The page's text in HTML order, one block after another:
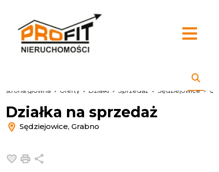
strona.glowna Oferty Działki Sprzedaż Sędziejowice
Działka na sprzedaż
Sędziejowice, Grabno
Dodaj do ulubionych
Drukuj